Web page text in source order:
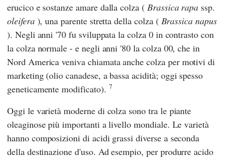
erucico e sostanze amare dalla colza ( Brassica rapa ssp.
oleifera), una parente stretta della colza ( Brassica napus
). Negli anni '70 fu sviluppata la colza 0 in contrasto con
la colza normale - e negli anni '80 la colza 00, che in
Nord America veniva chiamata anche colza per motivi di
marketing (olio canadese, a bassa acidità; oggi spesso
geneticamente modificato). 7
Oggi le varietà moderne di colza sono tra le piante
oleaginose più importanti a livello mondiale. Le varietà
hanno composizioni di acidi grassi diverse a seconda
della destinazione d'uso. Ad esempio, per produrre acido